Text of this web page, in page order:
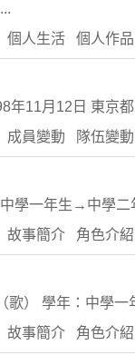
人生活 個人作
年11月12日 東京
員變動 隊伍變動
學一年生→中學
故事簡介 角色介
歌） 學年：中學
事簡介 角色介